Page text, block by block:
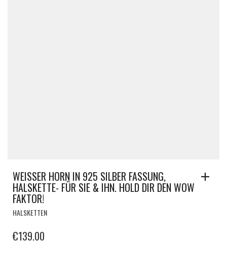
WEISSER HORN IN 925 SILBER FASSUNG,
HALSKETTE- FÜR SIE & IHN. HOLD DIR DEN WOW
FAKTOR!
HALSKETTEN
€139.00